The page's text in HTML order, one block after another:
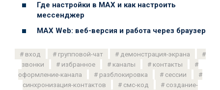
Где настройки в MAX и как настроить
мессенджер
MAX Web: веб-версия и работа через браузер
вход групповой-чат
демонстрация-экрана
звонки
избранное каналы
контакты
оформление-канала
разблокировка
сессии
синхронизация-контактов
смс-код
создание-